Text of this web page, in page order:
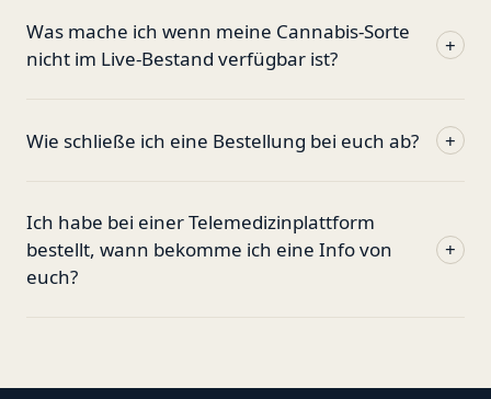
Was mache ich wenn meine Cannabis-Sorte
nicht im Live-Bestand verfügbar ist?
+
Wie schließe ich eine Bestellung bei euch ab? +
Ich habe bei einer Telemedizinplattform
bestellt, wann bekomme ich eine Info von
euch?
+